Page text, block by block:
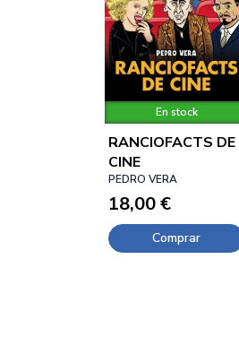
En stock
RANCIOFACTS DE
CINE
PEDRO VERA
18,00 €
Comprar